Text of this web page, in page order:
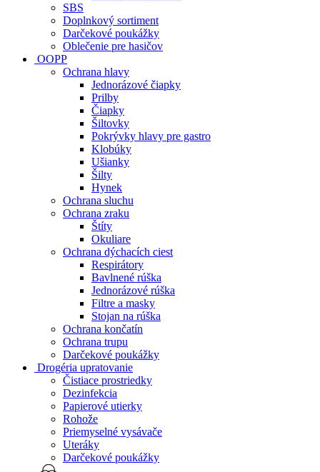
SBS
Doplnkový sortiment
Darčekové poukážky
Oblečenie pre hasičov
OOPP
Ochrana hlavy
Jednorázové čiapky
Prilby
Čiapky
Šiltovky
Pokrývky hlavy pre gastro
Klobúky
Ušianky
Šilty
Hynek
Ochrana sluchu
Ochrana zraku
Štíty
Okuliare
Ochrana dýchacích ciest
Respirátory
Bavlnené rúška
Jednorázové rúška
Filtre a masky
Stojan na rúška
Ochrana končatín
Ochrana trupu
Darčekové poukážky
Drogéria upratovanie
Čistiace prostriedky
Dezinfekcia
Papierové utierky
Rohože
Priemyselné vysávače
Uteráky
Darčekové poukážky